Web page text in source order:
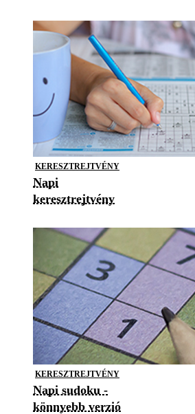
KERESZTREJTVÉNY
Napi
keresztrejtvény
KERESZTREJTVÉNY
Napi sudoku -
könnyebb verzió